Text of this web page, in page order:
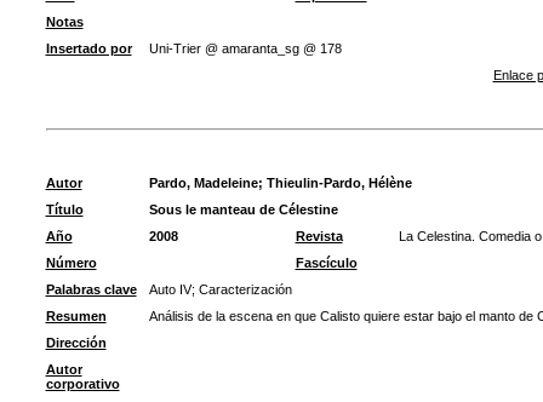
Notas
Insertado por
Uni-Trier @ amaranta_sg @ 178
Enlace
Autor Pardo, Madeleine; Thieulin-Pardo, Hélène
Título
Sous le manteau de Célestine
Año
2008 Revista
La Celestina. Comedia
Número
Fascículo
Palabras clave
Auto IV; Caracterización
Resumen
Análisis de la escena en que Calisto quiere estar bajo el manto
Dirección
Autor
corporativo